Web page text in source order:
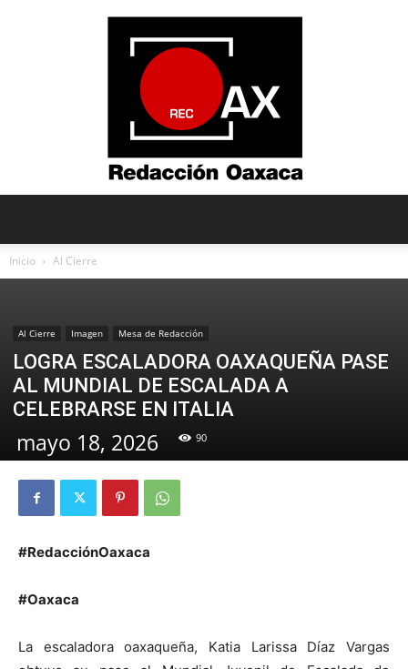
Inicio Al Cierre
Al Cierre Imagen Mesa de Redacción
LOGRA ESCALADORA OAXAQUEÑA PASE
AL MUNDIAL DE ESCALADA A
CELEBRARSE EN ITALIA
mayo 18, 2026 90
#RedacciónOaxaca
#Oaxaca
La escaladora oaxaqueña, Katia Larissa Díaz Vargas